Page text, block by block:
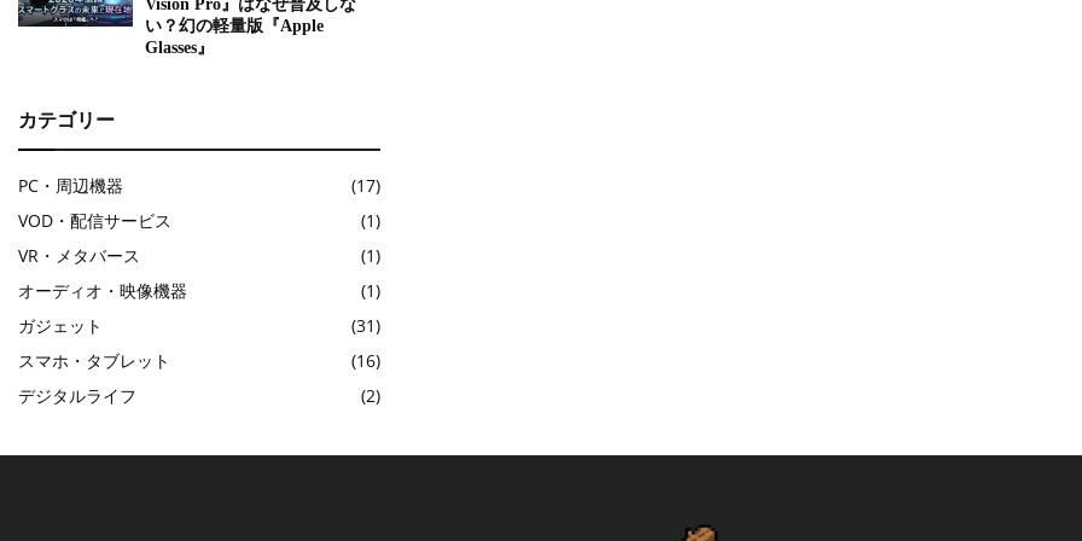
Vision Pro』はなぜ普及しな
い？幻の軽量版『Apple
Glasses』
カテゴリー
PC・周辺機器
(17)
VOD・配信サービス
(1)
VR・メタバース
(1)
オーディオ・映像機器
(1)
ガジェット
(31)
スマホ・タブレット
(16)
デジタルライフ
(2)